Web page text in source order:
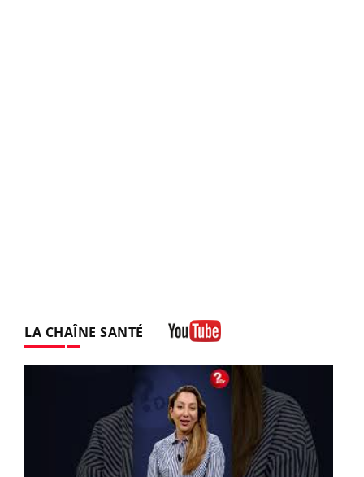
LA CHAÎNE SANTÉ